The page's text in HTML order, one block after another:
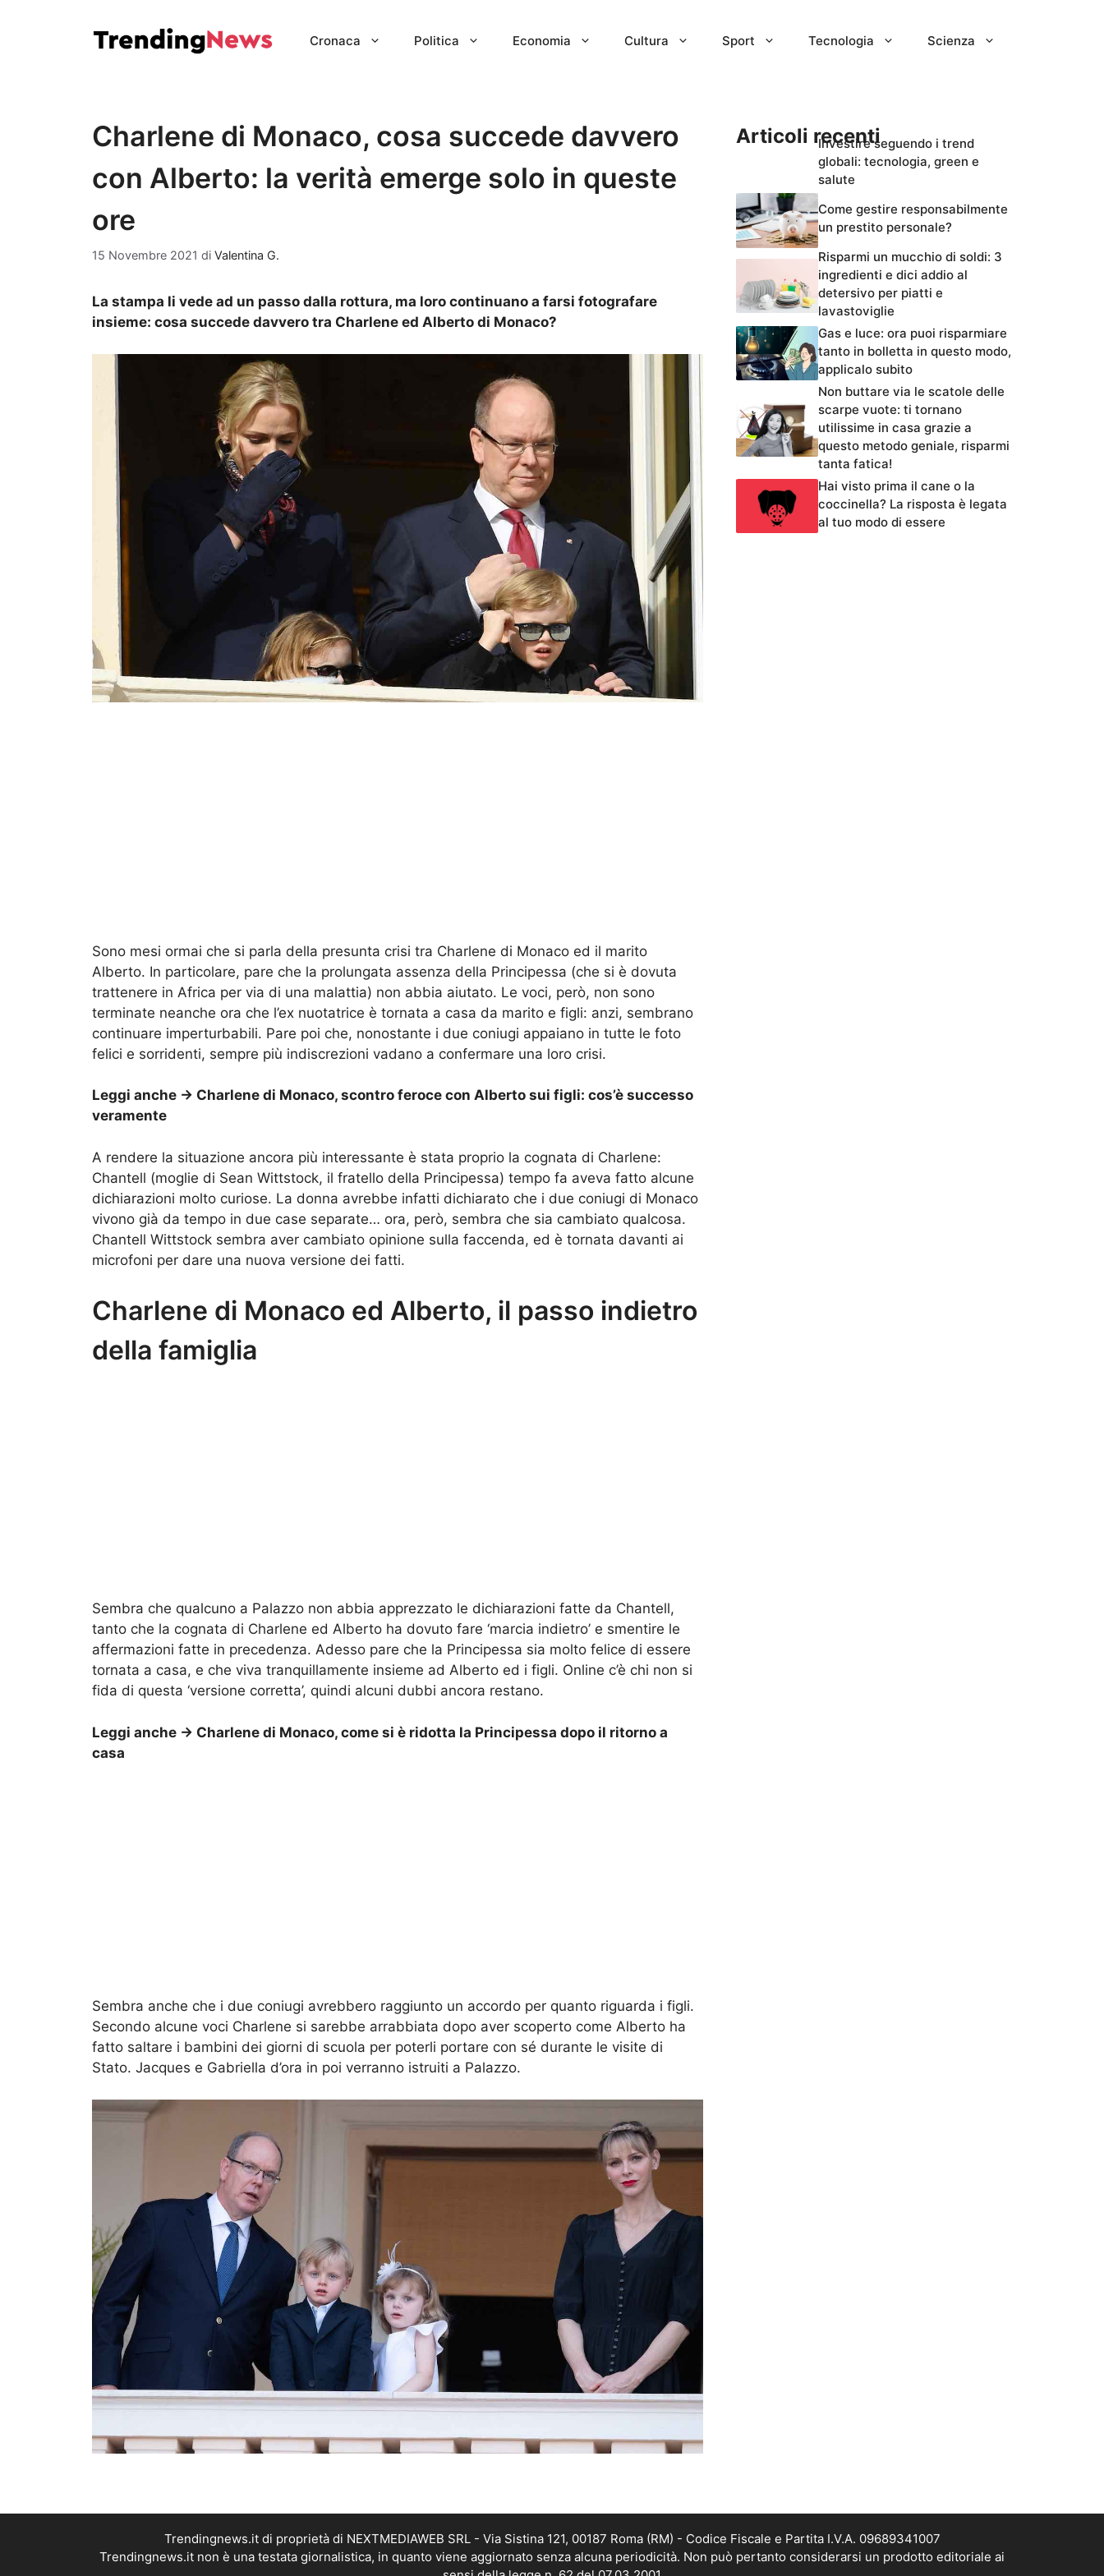
Cronaca Politica Economia Cultura Sport Tecnologia Scienza
Charlene di Monaco, cosa succede davvero
con Alberto: la verità emerge solo in queste
ore
15 Novembre 2021 di Valentina G.
La stampa li vede ad un passo dalla rottura, ma loro continuano a farsi fotografare
insieme: cosa succede davvero tra Charlene ed Alberto di Monaco?
Sono mesi ormai che si parla della presunta crisi tra Charlene di Monaco ed il marito
Alberto. In particolare, pare che la prolungata assenza della Principessa (che si è dovuta
trattenere in Africa per via di una malattia) non abbia aiutato. Le voci, però, non sono
terminate neanche ora che l’ex nuotatrice è tornata a casa da marito e figli: anzi, sembrano
continuare imperturbabili. Pare poi che, nonostante i due coniugi appaiano in tutte le foto
felici e sorridenti, sempre più indiscrezioni vadano a confermare una loro crisi.
Leggi anche -> Charlene di Monaco, scontro feroce con Alberto sui figli: cos’è successo
veramente
A rendere la situazione ancora più interessante è stata proprio la cognata di Charlene:
Chantell (moglie di Sean Wittstock, il fratello della Principessa) tempo fa aveva fatto alcune
dichiarazioni molto curiose. La donna avrebbe infatti dichiarato che i due coniugi di Monaco
vivono già da tempo in due case separate… ora, però, sembra che sia cambiato qualcosa.
Chantell Wittstock sembra aver cambiato opinione sulla faccenda, ed è tornata davanti ai
microfoni per dare una nuova versione dei fatti.
Charlene di Monaco ed Alberto, il passo indietro
della famiglia
Sembra che qualcuno a Palazzo non abbia apprezzato le dichiarazioni fatte da Chantell,
tanto che la cognata di Charlene ed Alberto ha dovuto fare ‘marcia indietro’ e smentire le
affermazioni fatte in precedenza. Adesso pare che la Principessa sia molto felice di essere
tornata a casa, e che viva tranquillamente insieme ad Alberto ed i figli. Online c’è chi non si
fida di questa ‘versione corretta’, quindi alcuni dubbi ancora restano.
Leggi anche -> Charlene di Monaco, come si è ridotta la Principessa dopo il ritorno a
casa
Sembra anche che i due coniugi avrebbero raggiunto un accordo per quanto riguarda i figli.
Secondo alcune voci Charlene si sarebbe arrabbiata dopo aver scoperto come Alberto ha
fatto saltare i bambini dei giorni di scuola per poterli portare con sé durante le visite di
Stato. Jacques e Gabriella d’ora in poi verranno istruiti a Palazzo.
Articoli recentiInvestire seguendo i trend
globali: tecnologia, green e
salute
Come gestire responsabilmente
un prestito personale?
Risparmi un mucchio di soldi: 3
ingredienti e dici addio al
detersivo per piatti e
lavastoviglie
Gas e luce: ora puoi risparmiare
tanto in bolletta in questo modo,
applicalo subito
Non buttare via le scatole delle
scarpe vuote: ti tornano
utilissime in casa grazie a
questo metodo geniale, risparmi
tanta fatica!
Hai visto prima il cane o la
coccinella? La risposta è legata
al tuo modo di essere
Trendingnews.it di proprietà di NEXTMEDIAWEB SRL - Via Sistina 121, 00187 Roma (RM) - Codice Fiscale e Partita I.V.A. 09689341007
Trendingnews.it non è una testata giornalistica, in quanto viene aggiornato senza alcuna periodicità. Non può pertanto considerarsi un prodotto editoriale ai